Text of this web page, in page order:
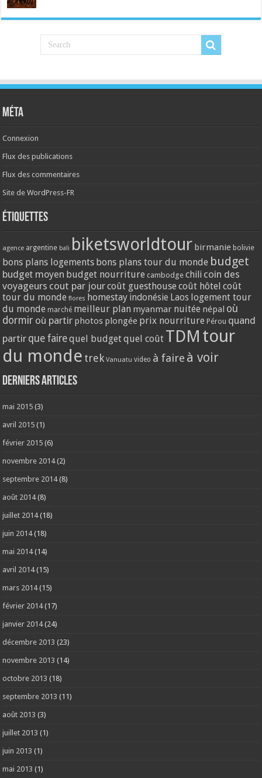
Méta
Connexion
Flux des publications
Flux des commentaires
Site de WordPress-FR
Étiquettes
agence argentine bali biketsworldtour birmanie bolivie
bons plans logements bons plans tour du monde budget
budget moyen budget nourriture cambodge chili coin des
voyageurs cout par jourcoût guesthouse coût hôtel coût
tour du monde flores homestay indonésie Laos logement tour
du monde marché meilleur plan myanmar nuitée népal où
dormir où partir photos plongée prix nourriture Pérou quand
partir que fairequel budgetquel coût TDM tour
du monde trek Vanuatu video à faire à voir
Derniers articles
mai 2015 (3)
avril 2015 (1)
février 2015 (6)
novembre 2014(2)
septembre 2014(8)
août 2014(8)
juillet 2014(18)
juin 2014(18)
mai 2014(14)
avril 2014(15)
mars 2014(15)
février 2014(17)
janvier 2014(24)
décembre 2013 (23)
novembre 2013 (14)
octobre 2013 (18)
septembre 2013 (11)
août 2013 (3)
juillet 2013 (1)
juin 2013 (1)
mai 2013 (1)